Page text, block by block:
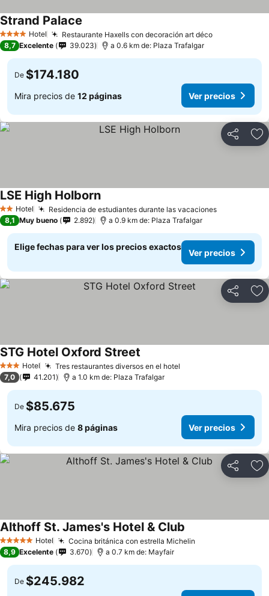
4 EstrellasHotel Restaurante Haxells con decoración art décoVer precios
Strand Palace
8,7 Excelente 39.023 a 0.6 km de: Plaza Trafalgar
De $174.180
Mira precios de 12 páginas Ver precios
Compartir
2 Estrellas
Hotel Residencia de estudiantes durante las vacacionesVer precios
LSE High HolbornVer precios
8,1 Muy bueno 2.892 a 0.9 km de: Plaza Trafalgar
Elige fechas para ver los precios exactos
Ver precios
Compartir
3 Estrellas
Hotel Tres restaurantes diversos en el hotel
STG Hotel Oxford Street
7,0 41.201 a 1.0 km de: Plaza Trafalgar
De $85.675
Mira precios de 8 páginas Ver precios
Compartir
5 Estrellas Hotel Cocina británica con estrella Michelin
Althoff St. James's Hotel & Club
8,9 Excelente 3.670 a 0.7 km de: Mayfair
De $245.982